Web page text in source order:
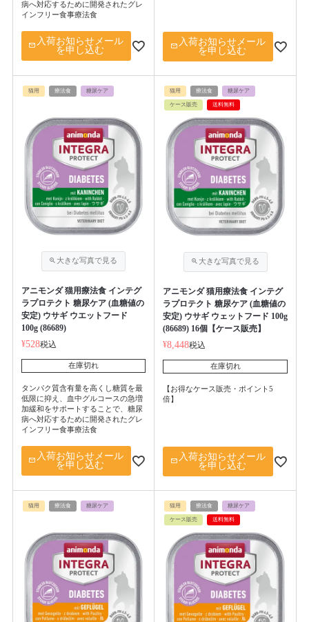
病へ対応するために開発されたグレ
インフリー食事療法食
入荷お知らせメール
を申し込む
入荷お知らせメール
を申し込む
猫用 療法食 糖尿ケア
アニモンダ 猫用療法食 インテグ
ラプロテクト 糖尿ケア (血糖値の
安定) ウサギ ウエットフード
100g (86689)
¥528税込
在庫切れ
タンパク質含有量を高くし糖質を最
低限に抑え、血中グルコースの急増
加緩和をサポートすることで、糖尿
病へ対応するために開発されたグレ
インフリー食事療法食
入荷お知らせメール
を申し込む
猫用 療法食 糖尿ケア
ケース販売 送料無料
アニモンダ 猫用療法食 インテグ
ラプロテクト 糖尿ケア (血糖値の
安定) ウサギ ウェットフード 100g
(86689) 16個【ケース販売】
¥8,448税込
在庫切れ
【お得なケース販売・ポイント5
倍】
入荷お知らせメール
を申し込む
猫用 療法食 糖尿ケア 猫用 療法食 糖尿ケア
ケース販売 送料無料